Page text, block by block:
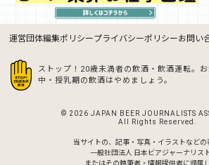
運営団体編集ポリシープライバシーポリシーお問い
ストップ！20歳未満者の飲酒・飲酒運転。お
中・授乳期の飲酒はやめましょう。
© 2026 JAPAN BEER JOURNALISTS
All Rights Reserved.
当サイトの、記事・写真・イラストなどの
一般社団法人 日本ビアジャーナリス
またはその執筆者・情報提供者に帰属し